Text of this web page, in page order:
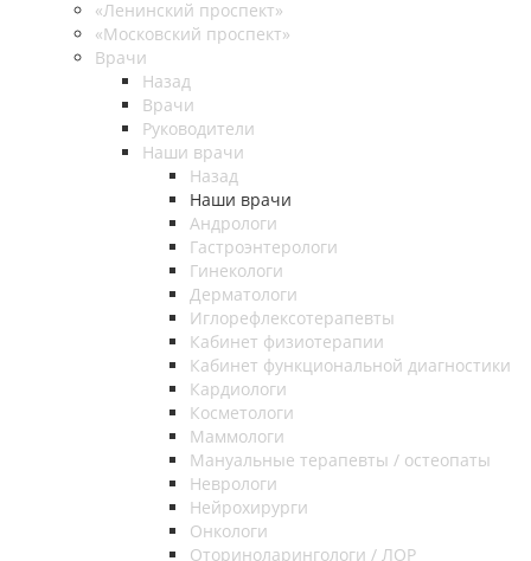
«Ленинский проспект»
«Московский проспект»
Врачи
Назад
Врачи
Руководители
Наши врачи
Назад
Наши врачи
Андрологи
Гастроэнтерологи
Гинекологи
Дерматологи
Иглорефлексотерапевты
Кабинет физиотерапии
Кабинет функциональной диагностики
Кардиологи
Косметологи
Маммологи
Мануальные терапевты / остеопаты
Неврологи
Нейрохирурги
Онкологи
Оториноларингологи / ЛОР